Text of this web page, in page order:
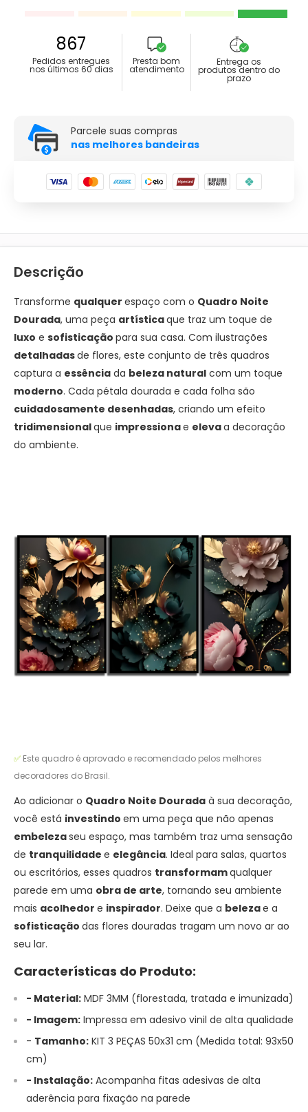
867
Pedidos entregues
nos últimos 60 dias
Presta bom
atendimento
Entrega os
produtos dentro do
prazo
Parcele suas compras
nas melhores bandeiras
Descrição
Transforme qualquer espaço com o Quadro Noite
Dourada, uma peça artísticaque traz um toque de
luxo e sofisticação para sua casa. Com ilustrações
detalhadasde flores, este conjunto de três quadros
captura a essência da beleza natural com um toque
moderno. Cada pétala dourada e cada folha são
cuidadosamente desenhadas, criando um efeito
tridimensionalque impressionae elevaa decoração
do ambiente.
✅ Este quadro é aprovado e recomendado pelos melhores
decoradores do Brasil.
Ao adicionar o Quadro Noite Dourada à sua decoração,
você está investindo em uma peça que não apenas
embelezaseu espaço, mas também traz uma sensação
de tranquilidade e elegância. Ideal para salas, quartos
ou escritórios, esses quadros transformamqualquer
parede em uma obra de arte, tornando seu ambiente
mais acolhedor e inspirador. Deixe que a belezae a
sofisticação das flores douradas tragam um novo ar ao
seu lar.
Características do Produto:
- Material: MDF 3MM (florestada, tratada e imunizada)
- Imagem: Impressa em adesivo vinil de alta qualidade
- Tamanho: KIT 3 PEÇAS 50x31 cm (Medida total: 93x50
cm)
- Instalação: Acompanha fitas adesivas de alta
aderência para fixação na parede